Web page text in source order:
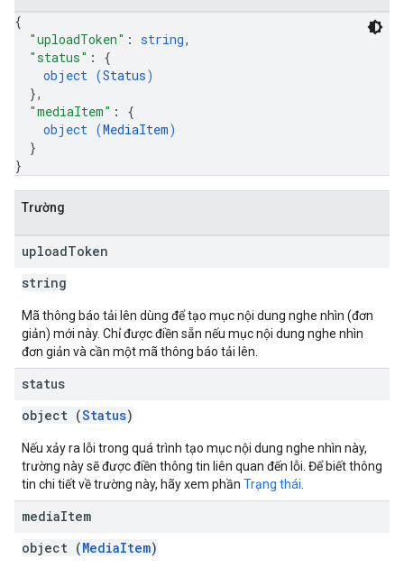
{
"uploadToken" : string,
"status" : {
object (Status)
},
"mediaItem" : {
object (MediaItem)
}
}
Trường
uploadToken
string
Mã thông báo tải lên dùng để tạo mục nội dung nghe nhìn (đơn
giản) mới này. Chỉ được điền sẵn nếu mục nội dung nghe nhìn
đơn giản và cần một mã thông báo tải lên.
status
object (Status)
Nếu xảy ra lỗi trong quá trình tạo mục nội dung nghe nhìn này,
trường này sẽ được điền thông tin liên quan đến lỗi. Để biết thông
tin chi tiết về trường này, hãy xem phần Trạng thái
mediaItem
object (MediaItem)